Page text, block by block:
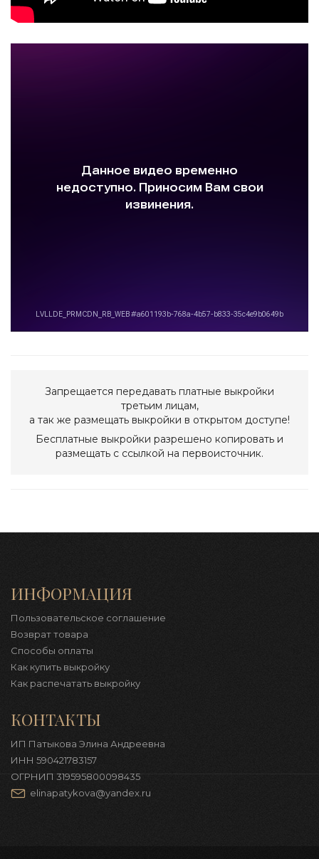
Запрещается передавать платные выкройки
третьим лицам,
а так же размещать выкройки в открытом доступе!
Бесплатные выкройки разрешено копировать и
размещать с ссылкой на первоисточник.
ИНФОРМАЦИЯ
Пользовательское соглашение
Возврат товара
Способы оплаты
Как купить выкройку
Как распечатать выкройку
КОНТАКТЫ
ИП Патыкова Элина Андреевна
ИНН 590421783157
ОГРНИП 319595800098435
elinapatykova@yandex.ru